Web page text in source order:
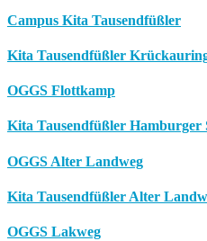
Campus Kita Tausendfüßler
Kita Tausendfüßler
OGGS Flottkamp
Kita Tausendfüßler Hamburger
OGGS Alter Landweg
Kita Tausendfüßler Alter
OGGS Lakweg